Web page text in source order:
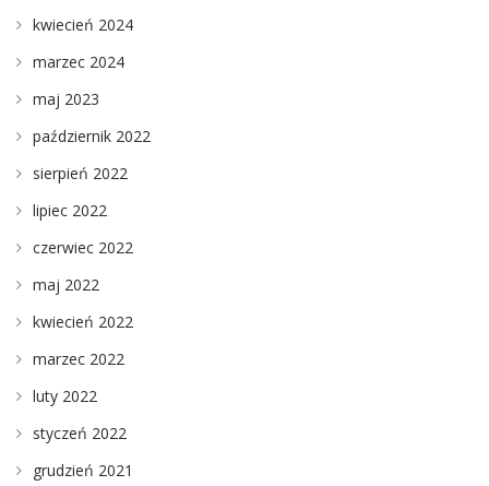
kwiecień 2024
marzec 2024
maj 2023
październik 2022
sierpień 2022
lipiec 2022
czerwiec 2022
maj 2022
kwiecień 2022
marzec 2022
luty 2022
styczeń 2022
grudzień 2021